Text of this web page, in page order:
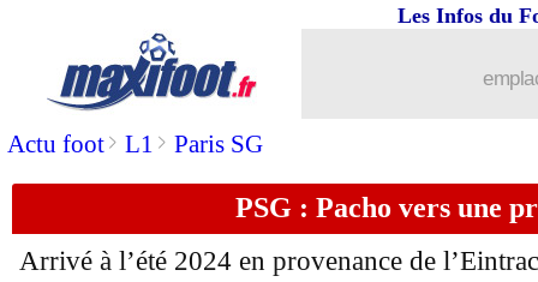
Actu foot> L1 > Paris SG
Les Infos du
PSG : Pacho vers une
Arrivé à l’été 2024 en provenance de
Barça: De Jong jusqu'en 2029
15/10 Espagne
15/10 Italie: Gattuso met son poste en jeu
15/10 Barça : Yamal, joueur le plus cher du